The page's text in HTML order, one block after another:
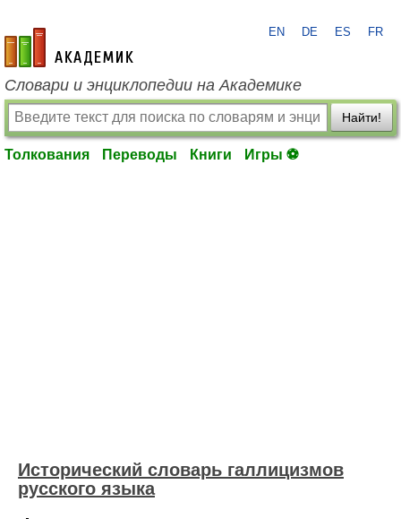
academic.ru
EN DE ES FR
Словари и энциклопедии на Академике
Найти!
Толкования Переводы Книги Игры ⚽
Исторический словарь галлицизмов
русского языка